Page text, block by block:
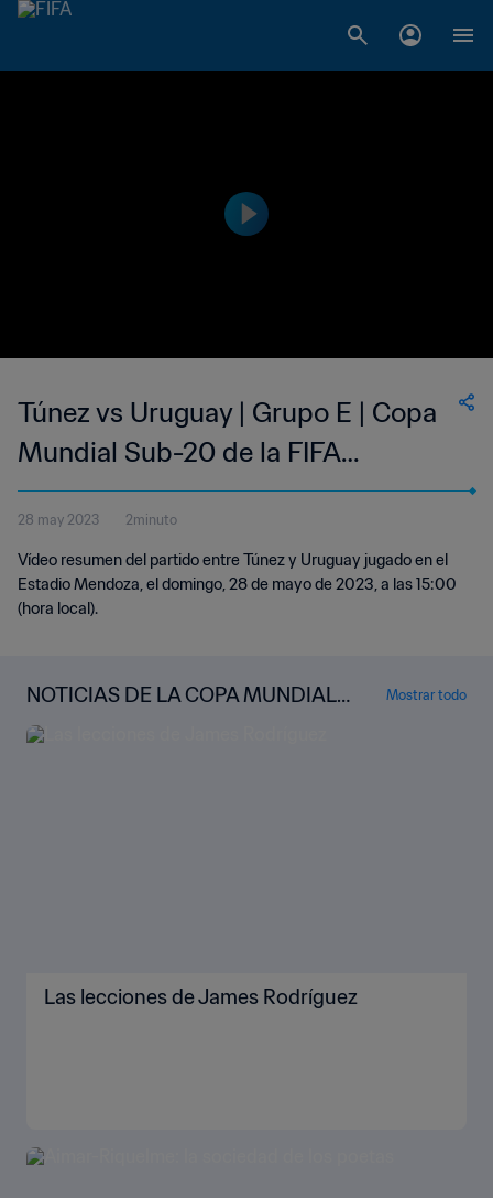
Túnez vs Uruguay | Grupo E | Copa
Mundial Sub-20 de la FIFA
Argentina 2023™ | Highlights
28 may 2023 2minuto
Vídeo resumen del partido entre Túnez y Uruguay jugado en el
Estadio Mendoza, el domingo, 28 de mayo de 2023, a las 15:00
(hora local).
NOTICIAS DE LA COPA MUNDIAL S
UB-20 DE LA FIFA™
Mostrar todo
Las lecciones de James Rodríguez